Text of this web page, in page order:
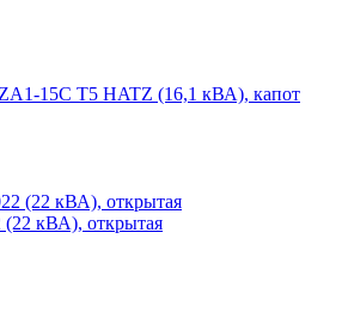
15C T5 HATZ (16,1 кВА), капот
кВА), открытая